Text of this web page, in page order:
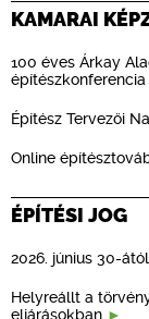
KAMARAI
100 éves Árkay
építészkonferencia
Építész Tervezői
Online
ÉPÍTÉSI JOG
2026. június 30-
Helyreállt a
eljárásokban